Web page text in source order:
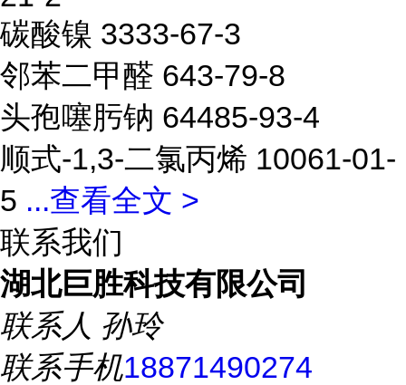
碳酸镍 3333-67-3
邻苯二甲醛 643-79-8
头孢噻肟钠 64485-93-4
顺式-1,3-二氯丙烯 10061-01-
5 ...查看全文 >
联系我们
湖北巨胜科技有限公司
联系人 孙玲
联系手机18871490274